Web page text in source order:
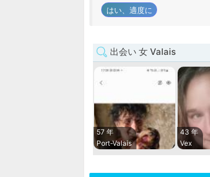
はい、適度に
出会い 女 Valais
57 年
Port-Valais
43 年
Vex